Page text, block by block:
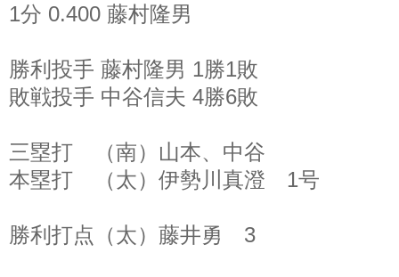
1分 0.400 藤村隆男
勝利投手 藤村隆男 1勝1敗
敗戦投手 中谷信夫 4勝6敗
三塁打 （南）山本、中谷
本塁打 （太）伊勢川真澄 1号
勝利打点（太）藤井勇 3